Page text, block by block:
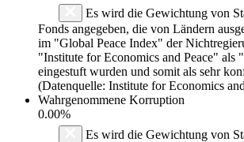
Es wird die Gewichtung von
Fonds angegeben, die von Ländern
im "Global Peace Index" der
"Institute for Economics and Peace" als
eingestuft wurden und somit als sehr
(Datenquelle: Institute for Economics
Wahrgenommene Korruption
0.00%
Es wird die Gewichtung von